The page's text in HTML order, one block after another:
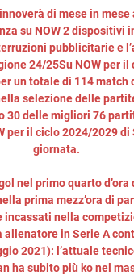
di mese in
su NOW 2 dispositivi
pubblicitarie e
24/25Su NOW per
un totale di 114 match
selezione delle
30 delle migliori 76
per il ciclo 2024/2029
giornata.
nel primo quarto
prima mezz’ora di
nella
in Serie A
2021): l’attuale
ha subito più ko nel